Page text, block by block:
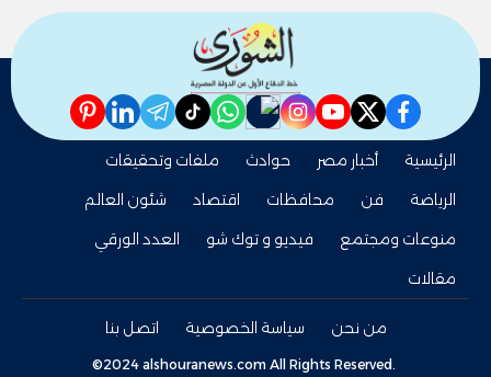
facebook
twitter
youtube
instagram
nabd
whatsapp
tiktok
telegram
linkedin
pinterest
الرئيسية أخبار مصر حوادث
ملفات وتحقيقات
الرياضة
فن محافظات اقتصاد
شئون العالم
منوعات ومجتمع
فيديو و توك شو
العدد الورقي
مقالات
من نحن سياسة الخصوصية اتصل بنا
©2024 alshouranews.com All Rights Reserved.